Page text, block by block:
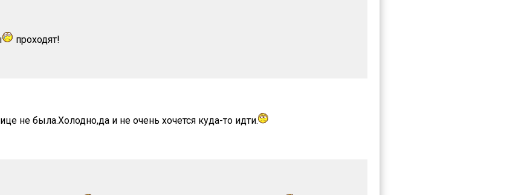
проходят!
не была.Холодно,да и не очень хочется куда-то идти.